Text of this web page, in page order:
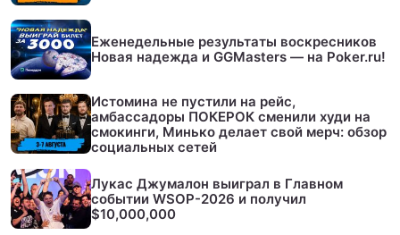
Еженедельные результаты воскресников
Новая надежда и GGMasters — на Poker.ru!
Истомина не пустили на рейс,
амбассадоры ПОКЕРОК сменили худи на
смокинги, Минько делает свой мерч: обзор
социальных сетей
Лукас Джумалон выиграл в Главном
событии WSOP-2026 и получил
$10,000,000